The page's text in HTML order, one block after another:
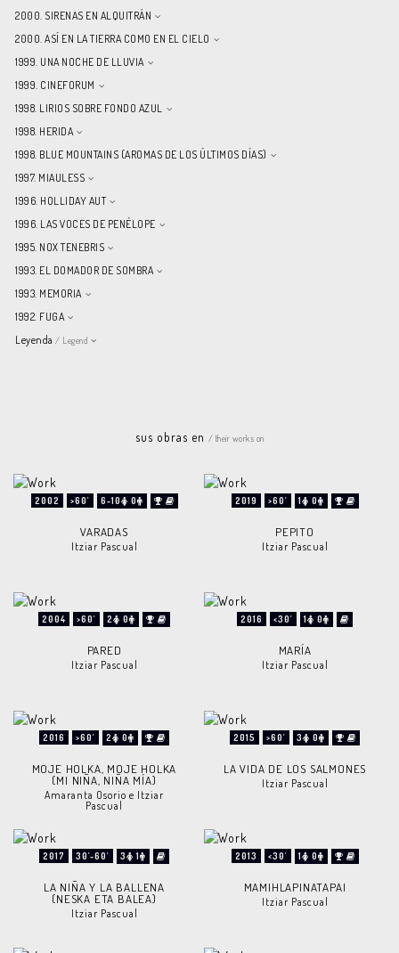
2000. SIRENAS EN ALQUITRÁN
2000. ASÍ EN LA TIERRA COMO EN EL CIELO
1999. UNA NOCHE DE LLUVIA
1999. CINEFORUM
1998. LIRIOS SOBRE FONDO AZUL
1998. HERIDA
1998. BLUE MOUNTAINS (AROMAS DE LOS ÚLTIMOS DÍAS)
1997. MIAULESS
1996. HOLLIDAY AUT
1996. LAS VOCES DE PENÉLOPE
1995. NOX TENEBRIS
1993. EL DOMADOR DE SOMBRA
1993. MEMORIA
1992. FUGA
Leyenda / Legend
sus obras en / their works on
2002 >60' 6-10 0
VARADAS
Itziar Pascual
2019 >60' 1 0
PEPITO
Itziar Pascual
2004 >60' 2 0
PARED
Itziar Pascual
2016 <30' 1 0
MARÍA
Itziar Pascual
2016 >60' 2 0
MOJE HOLKA, MOJE HOLKA
(MI NIÑA, NIÑA MÍA)
Amaranta Osorio e Itziar
Pascual
2015 >60' 3 0
LA VIDA DE LOS SALMONES
Itziar Pascual
2017 30'-60' 3 1
LA NIÑA Y LA BALLENA
(NESKA ETA BALEA)
Itziar Pascual
2013 <30' 1 0
MAMIHLAPINATAPAI
Itziar Pascual